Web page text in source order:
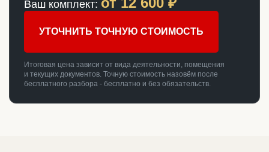
Ваш комплект:
УТОЧНИТЬ ТОЧНУЮ СТОИМОСТЬ
Итоговая цена зависит от вида деятельности, помещения
и текущих документов. Точную стоимость назовём после
бесплатного разбора - бесплатно и без обязательств.